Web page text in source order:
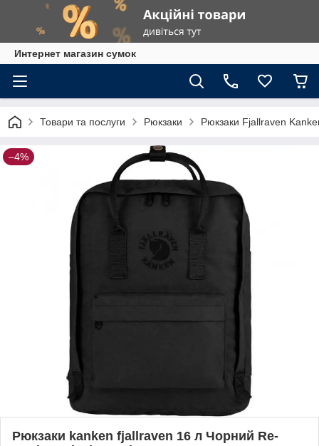
Интернет магазин сумок
Товари та послуги Рюкзаки Рюкзаки Fjallraven
–4%
Рюкзаки kanken fjallraven 16 л Чорний Re-